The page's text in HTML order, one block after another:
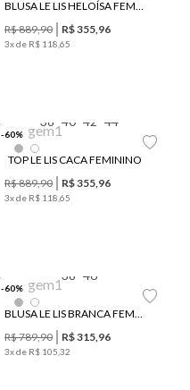
BLUSA LE LIS HELOÍSA FEMININA
R$889,90 R$355,96
3x de R$ 118 65
-60%
38 40 42 44
TOP LE LIS CACA FEMININO
R$889,90 R$355,96
3x de R$ 118 65
-60%
38 46
BLUSA LE LIS BRANCA FEMININA
R$789,90 R$315,96
3x de R$ 105 32